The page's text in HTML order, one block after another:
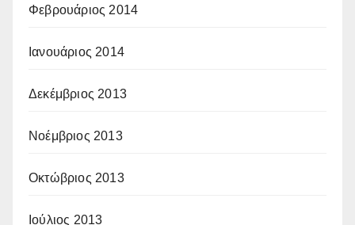
Φεβρουάριος 2014
Ιανουάριος 2014
Δεκέμβριος 2013
Νοέμβριος 2013
Οκτώβριος 2013
Ιούλιος 2013